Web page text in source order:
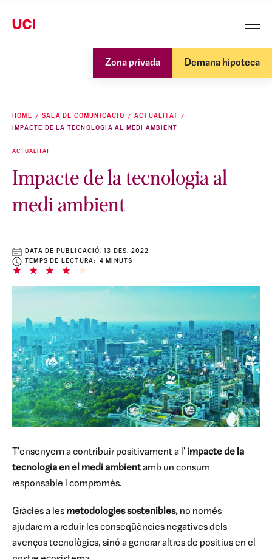
Zona privada Demana hipoteca
HOME SALA DE COMUNICACIÓ
ACTUALITAT
IMPACTE DE LA TECNOLOGIA AL MEDI AMBIENT
ACTUALITAT
Impacte de la tecnologia al
medi ambient
DATA DE PUBLICACIÓ: 13 DES. 2022
TEMPS DE LECTURA: 4 MINUTS
T'ensenyem a contribuir positivament a l' impacte de la
tecnologia en el medi ambientamb un consum
responsable i compromès.
Gràcies a les metodologies sostenibles, no només
ajudarem a reduir les conseqüències negatives dels
avenços tecnològics, sinó a generar altres de positius en el